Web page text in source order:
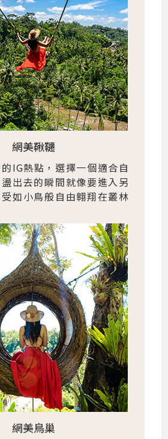
網美鞦韆
IG熱點，選擇一個適合自
出去的瞬間就像要進入另
如小鳥般自由翱翔在叢林
網美鳥巢